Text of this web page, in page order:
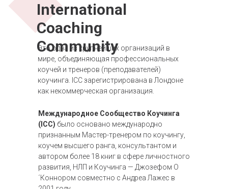
International
Coaching
Community
Это одна из крупнейших организаций в
мире, объединяющая профессиональных
коучей и тренеров (преподавателей)
коучинга. ICC зарегистрирована в Лондоне
как некоммерческая организация.
Международное Сообщество Коучинга
( ICC) было основано международно
признанным Мастер-тренером по коучингу,
коучем высшего ранга, консультантом и
автором более 18 книг в сфере личностного
развития, НЛП и Коучинга — Джозефом О
´Коннором совместно с Андреа Лажес в